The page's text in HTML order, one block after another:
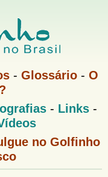
- Glossário- O
- Links-
no Golfinho